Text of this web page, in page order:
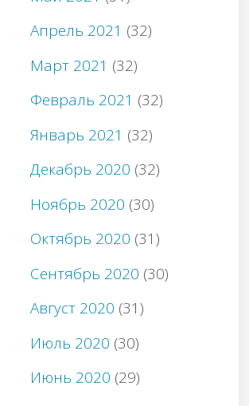
Апрель 2021 (32)
Март 2021 (32)
Февраль 2021 (32)
Январь 2021 (32)
Декабрь 2020 (32)
Ноябрь 2020 (30)
Октябрь 2020 (31)
Сентябрь 2020 (30)
Август 2020 (31)
Июль 2020 (30)
Июнь 2020 (29)